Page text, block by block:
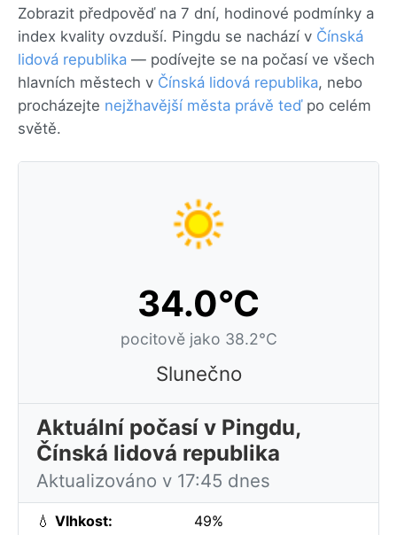
Zobrazit předpověď na 7 dní, hodinové podmínky a
index kvality ovzduší. Pingdu se nachází v Čínská
lidová republika — podívejte se na počasí ve všech
hlavních městech v Čínská lidová republika, nebo
procházejte nejžhavější města právě teďpo celém
světě.
34.0°C
pocitově jako 38.2°C
Slunečno
Aktuální počasí v Pingdu,
Čínská lidová republika
Aktualizováno v 17:45 dnes
💧 Vlhkost: 49%